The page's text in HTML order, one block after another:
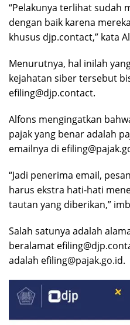
“Pelakunya terlihat sudah
dengan baik karena
khusus djp.contact,” kata
Menurutnya, hal inilah
kejahatan siber tersebut
efiling@djp.contact.
Alfons mengingatkan
pajak yang benar adalah
emailnya di
“Jadi penerima email,
harus ekstra hati-hati
tautan yang diberikan,”
Salah satunya adalah
beralamat
adalah efiling@pajak.go.id.